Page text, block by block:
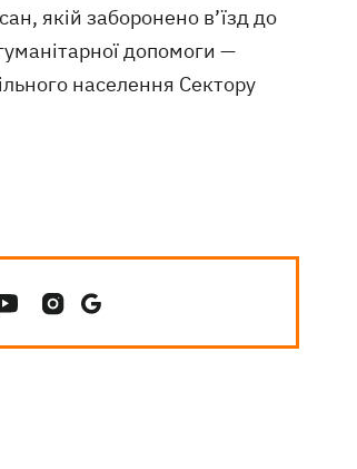
якій заборонено в’їзд до
допомоги —
населення Сектору